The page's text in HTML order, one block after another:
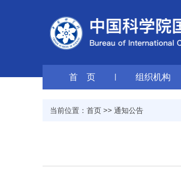
首 页 | 组织机构
当前位置： 首页 >> 通知公告